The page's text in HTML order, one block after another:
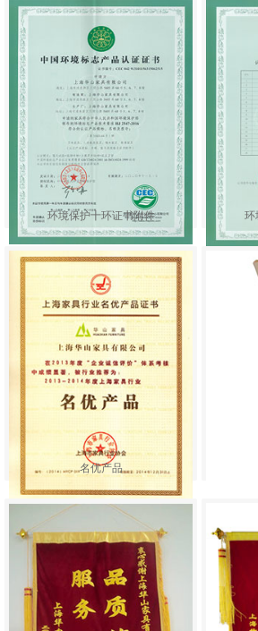
环境保护十环证书附件 环
名优产品